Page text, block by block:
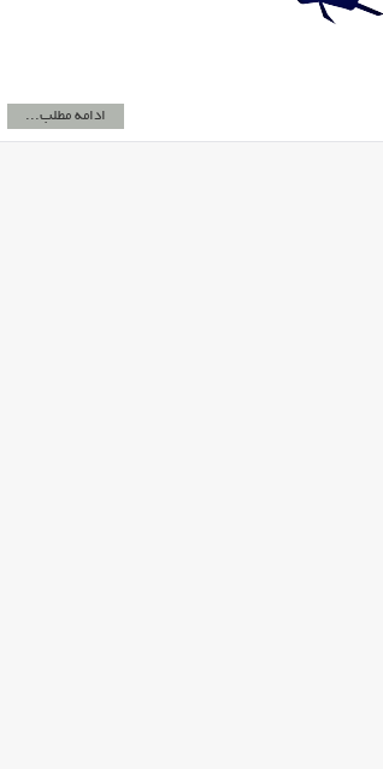
ادامه مطلب...